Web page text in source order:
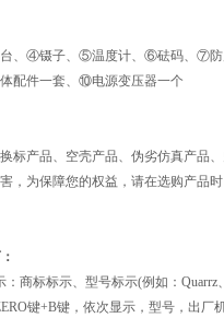
、④镊子、⑤温度计、⑥砝码、⑦
配件一套、⑩电源变压器一个
标产品、空壳产品、伪劣仿真产品
，为保障您的权益，请在选购产品
商标标示、型号标示(例如：Quarrz
键+B键，依次显示，型号，出厂